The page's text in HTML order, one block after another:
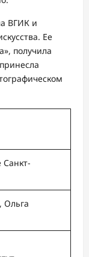
ВГИК и
Ее
получила
Ольга